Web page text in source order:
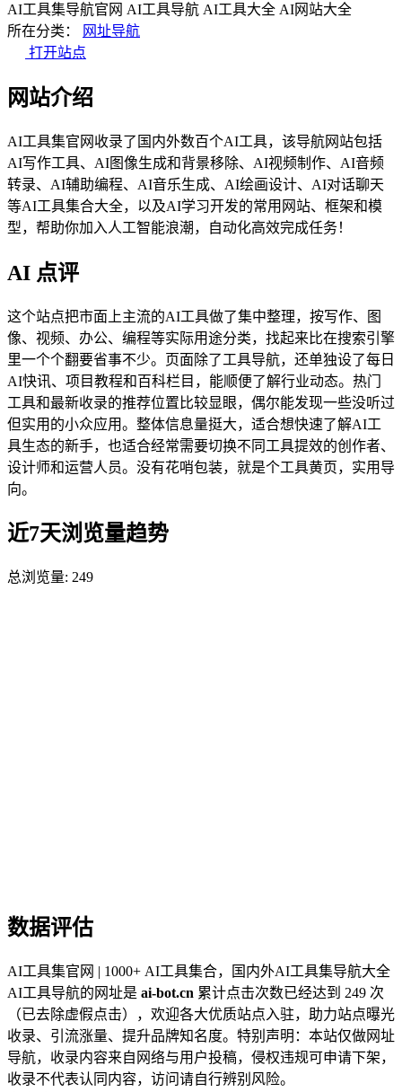
AI工具集导航官网 AI工具导航 AI工具大全 AI网站大全
所在分类：
网址导航
打开站点
网站介绍
AI工具集官网收录了国内外数百个AI工具，该导航网站包括
AI写作工具、AI图像生成和背景移除、AI视频制作、AI音频
转录、AI辅助编程、AI音乐生成、AI绘画设计、AI对话聊天
等AI工具集合大全，以及AI学习开发的常用网站、框架和模
型，帮助你加入人工智能浪潮，自动化高效完成任务！
AI 点评
这个站点把市面上主流的AI工具做了集中整理，按写作、图
像、视频、办公、编程等实际用途分类，找起来比在搜索引擎
里一个个翻要省事不少。页面除了工具导航，还单独设了每日
AI快讯、项目教程和百科栏目，能顺便了解行业动态。热门
工具和最新收录的推荐位置比较显眼，偶尔能发现一些没听过
但实用的小众应用。整体信息量挺大，适合想快速了解AI工
具生态的新手，也适合经常需要切换不同工具提效的创作者、
设计师和运营人员。没有花哨包装，就是个工具黄页，实用导
向。
近7天浏览量趋势
总浏览量: 249
数据评估
AI工具集官网 | 1000+ AI工具集合，国内外AI工具集导航大全
AI工具导航的网址是 ai-bot.cn 累计点击次数已经达到 249 次
（已去除虚假点击），欢迎各大优质站点入驻，助力站点曝光
收录、引流涨量、提升品牌知名度。特别声明：本站仅做网址
导航，收录内容来自网络与用户投稿，侵权违规可申请下架，
收录不代表认同内容，访问请自行辨别风险。